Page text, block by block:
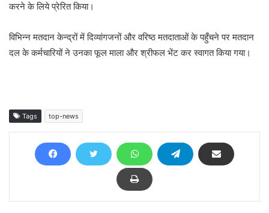
करने के लिये प्रेरित किया।
विभिन्न मतदान केन्द्रों में दिव्यांगजनों और वरिष्ठ मतदाताओं के पहुँचने पर मतदान
दल के कर्मचारियों ने उनका फूल माला और श्रीफल भेंट कर स्वागत किया गया।
Tags top-news